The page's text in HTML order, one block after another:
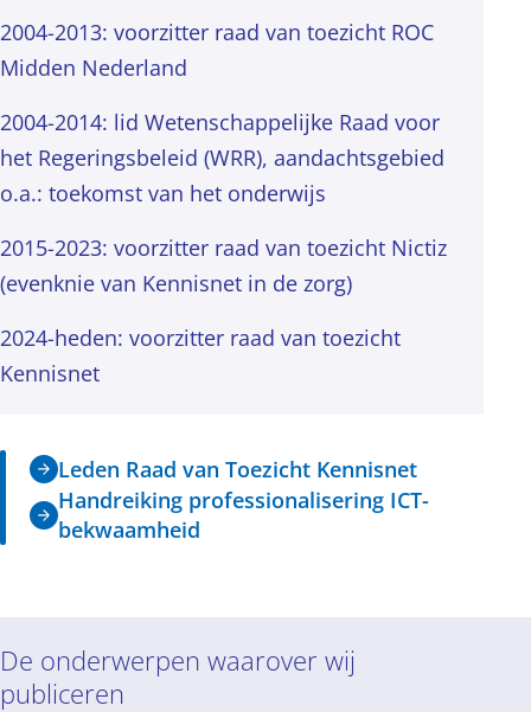
2004-2013: voorzitter raad van toezicht ROC
Midden Nederland
2004-2014: lid Wetenschappelijke Raad voor
het Regeringsbeleid (WRR), aandachtsgebied
o.a.: toekomst van het onderwijs
2015-2023: voorzitter raad van toezicht Nictiz
(evenknie van Kennisnet in de zorg)
2024-heden: voorzitter raad van toezicht
Kennisnet
Leden Raad van Toezicht Kennisnet
Handreiking professionalisering ICT-
bekwaamheid
De onderwerpen waarover wij
publiceren